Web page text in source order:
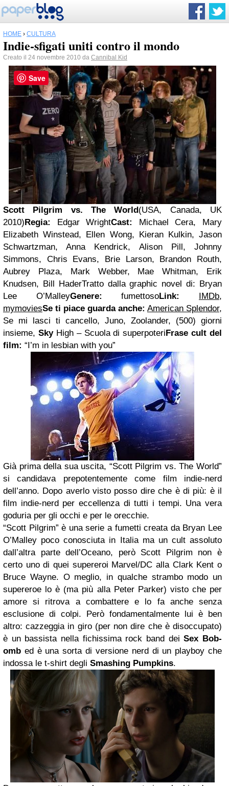
HOME › CULTURA
Indie-sfigati uniti contro il mondo
Creato il 24 novembre 2010 da Cannibal Kid
Scott Pilgrim vs. The World (USA, Canada, UK
2010) Regia: Edgar WrightCast:
Michael Cera, Mary
Elizabeth Winstead, Ellen Wong, Kieran Kulkin, Jason
Schwartzman, Anna Kendrick, Alison Pill, Johnny
Simmons, Chris Evans, Brie Larson, Brandon Routh,
Aubrey Plaza, Mark Webber, Mae Whitman, Erik
Knudsen, Bill HaderTratto dalla graphic novel di: Bryan
Lee O’MalleyGenere: fumettosoLink: IMDb,
mymoviesSe ti piace guarda anche: American Splendor,
Se mi lasci ti cancello, Juno, Zoolander, (500) giorni
insieme, SkyHigh – Scuola di superpoteri Frasecult del
film: “I’m in lesbian with you”
Già prima della sua uscita, “Scott Pilgrim vs. The World”
si candidava prepotentemente come film indie-nerd
dell’anno. Dopo averlo visto posso dire che è di più: è il
film indie-nerd per eccellenza di tutti i tempi. Una vera
goduria per gli occhi e per le orecchie.
“Scott Pilgrim” è una serie a fumetti creata da Bryan Lee
O’Malley poco conosciuta in Italia ma un cult assoluto
dall’altra parte dell’Oceano, però Scott Pilgrim non è
certo uno di quei supereroi Marvel/DC alla Clark Kent o
Bruce Wayne. O meglio, in qualche strambo modo un
supereroe lo è (ma più alla Peter Parker) visto che per
amore si ritrova a combattere e lo fa anche senza
esclusione di colpi. Però fondamentalmente lui è ben
altro: cazzeggia in giro (per non dire che è disoccupato)
è un bassista nella fichissima rock band deiSex Bob-
omb ed è una sorta di versione nerd di un playboy che
indossa le t-shirt degli Smashing Pumpkins.
Save